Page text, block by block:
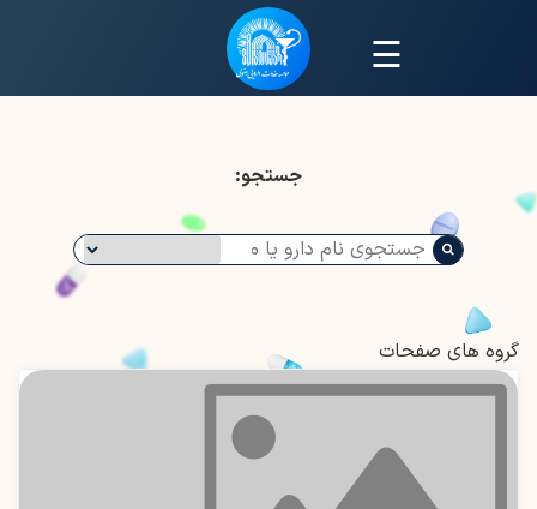
☰
جستجو:
گروه های صفحات